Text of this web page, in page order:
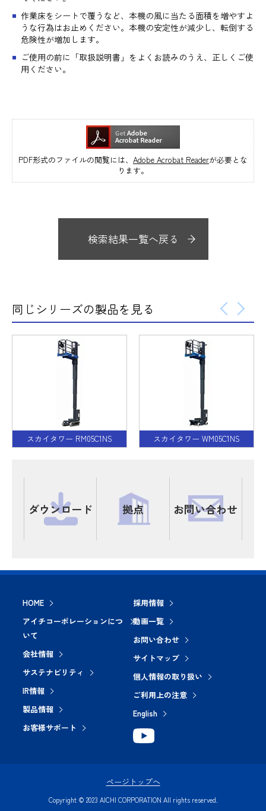
作業床をシートで覆うなど、本機の風に当たる面積を増やすよ
うな行為はお止めください。本機の安定性が減少し、転倒する
危険性が増加します。
ご使用の前に「取扱説明書」をよくお読みのうえ、正しくご使
用ください。
PDF形式のファイルの閲覧には、 Adobe Acrobat Readerが必要とな
ります。
検索結果一覧へ戻る
同じシリーズの製品を見る
スカイタワー RM05C1NS スカイタワー WM05C1NS
ダウンロード 拠点 お問い合わせ
HOME
アイチコーポレーションにつ
いて
会社情報
サステナビリティ
IR情報
製品情報
お客様サポート
採用情報
動画一覧
お問い合わせ
サイトマップ
個人情報の取り扱い
ご利用上の注意
English
Copyright © 2023 AICHI CORPORATION All rights reserved.
ページトップへ